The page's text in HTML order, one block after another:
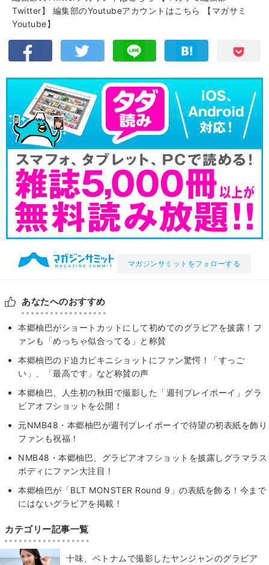
Twitter】
編集部のYoutubeアカウントはこちら
【マガサミ
Youtube】
マガジンサミットをフォローする
あなたへのおすすめ
本郷柚巴がショートカットにして初めてのグラビアを披露！フ
ァンも「めっちゃ似合ってる」と称賛
本郷柚巴のド迫力ビキニショットにファン驚愕！「すっご
い」、「最高です」など称賛の声
本郷柚巴、人生初の秋田で撮影した「週刊プレイボーイ」グラ
ビアオフショットを公開！
元NMB48・本郷柚巴が週刊プレイボーイで待望の初表紙を飾り
ファンも祝福！
NMB48・本郷柚巴、グラビアオフショットを披露しグラマラス
ボディにファン大注目！
本郷柚巴が「BLT MONSTER Round 9」の表紙を飾る！今まで
にはないグラビアを掲載！
カテゴリー記事一覧
十味、ベトナムで撮影したヤンジャンのグラビア